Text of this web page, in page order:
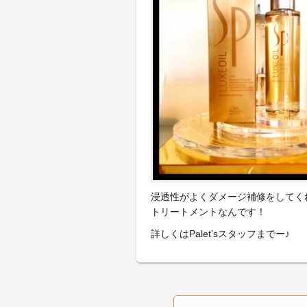
浸透性がよくダメージ補修をしてく
トリートメントなんです！
詳しくはPalet’sスタッフまでー♪